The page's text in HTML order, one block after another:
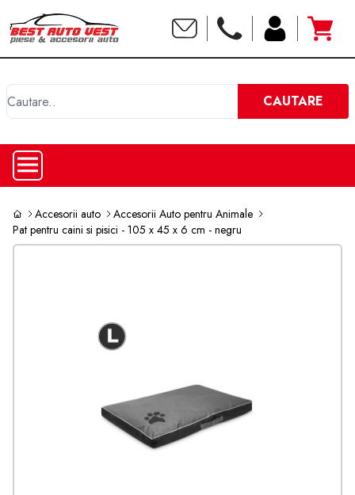
CAUTARE
Accesorii auto
Accesorii Auto pentru Animale
Pat pentru caini si pisici - 105 x 45 x 6 cm - negru